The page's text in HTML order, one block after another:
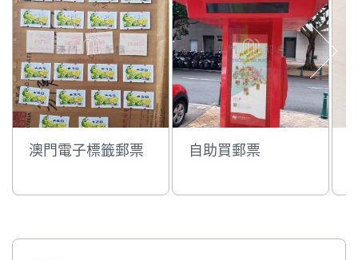
澳門電子標籤郵票 自助買郵票